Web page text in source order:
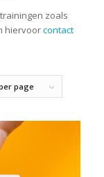
zoals
hiervoorcontact
page